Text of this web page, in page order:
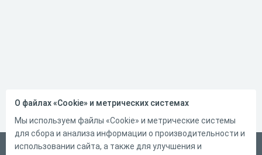
Русский
О файлах «Cookie» и метрических системах
Мы используем файлы «Cookie» и метрические системы
для сбора и анализа информации о производительности и
использовании сайта, а также для улучшения и